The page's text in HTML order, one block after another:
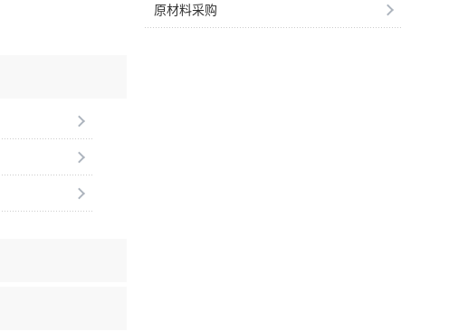
原材料采购